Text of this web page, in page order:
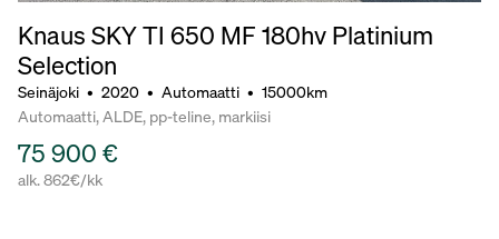
Knaus SKY TI 650 MF 180hv Platinium
Selection
Seinäjoki • 2020 • Automaatti • 15000km
Automaatti, ALDE, pp-teline, markiisi
75 900 €
alk. 862€/kk